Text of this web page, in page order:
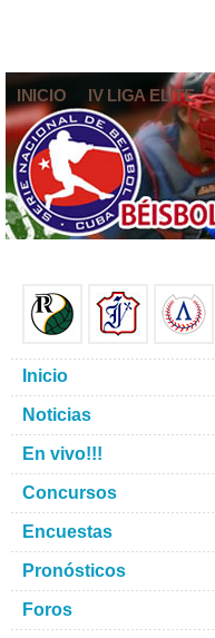
INICIO IV LIGA ELITE
Inicio
Noticias
En vivo!!!
Concursos
Encuestas
Pronósticos
Foros